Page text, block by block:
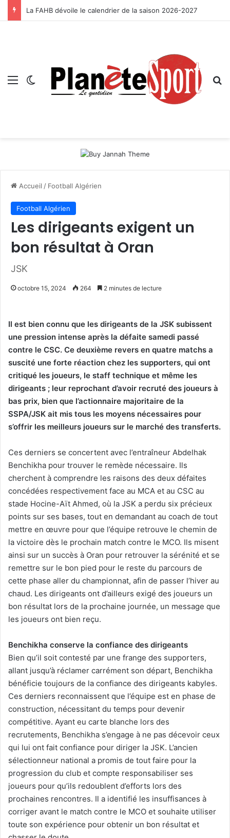
La FAHB dévoile le calendrier de la saison 2026-2027
Menu Switch skin
Accueil / Football Algérien
Football Algérien
Les dirigeants exigent un
bon résultat à Oran
JSK
octobre 15, 2024 264 2 minutes de lecture
Il est bien connu que les dirigeants de la JSK subissent
une pression intense après la défaite samedi passé
contre le CSC. Ce deuxième revers en quatre matchs a
suscité une forte réaction chez les supporters, qui ont
critiqué les joueurs, le staff technique et même les
dirigeants ; leur reprochant d’avoir recruté des joueurs à
bas prix, bien que l’actionnaire majoritaire de la
SSPA/JSK ait mis tous les moyens nécessaires pour
s’offrir les meilleurs joueurs sur le marché des transferts.
Ces derniers se concertent avec l’entraîneur Abdelhak
Benchikha pour trouver le remède nécessaire. Ils
cherchent à comprendre les raisons des deux défaites
concédées respectivement face au MCA et au CSC au
stade Hocine-Aït Ahmed, où la JSK a perdu six précieux
points sur ses bases, tout en demandant au coach de tout
mettre en œuvre pour que l’équipe retrouve le chemin de
la victoire dès le prochain match contre le MCO. Ils misent
ainsi sur un succès à Oran pour retrouver la sérénité et se
remettre sur le bon pied pour le reste du parcours de
cette phase aller du championnat, afin de passer l’hiver au
chaud. Les dirigeants ont d’ailleurs exigé des joueurs un
bon résultat lors de la prochaine journée, un message que
les joueurs ont bien reçu.
Benchikha conserve la confiance des dirigeants
Bien qu’il soit contesté par une frange des supporters,
allant jusqu’à réclamer carrément son départ, Benchikha
bénéficie toujours de la confiance des dirigeants kabyles.
Ces derniers reconnaissent que l’équipe est en phase de
construction, nécessitant du temps pour devenir
compétitive. Ayant eu carte blanche lors des
recrutements, Benchikha s’engage à ne pas décevoir ceux
qui lui ont fait confiance pour diriger la JSK. L’ancien
sélectionneur national a promis de tout faire pour la
progression du club et compte responsabiliser ses
joueurs pour qu’ils redoublent d’efforts lors des
prochaines rencontres. Il a identifié les insuffisances à
corriger avant le match contre le MCO et souhaite utiliser
toute son expérience pour obtenir un bon résultat et